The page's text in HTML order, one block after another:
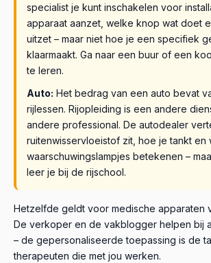
specialist je kunt inschakelen voor
apparaat aanzet, welke knop wat doet
uitzet – maar niet hoe je een specifiek
klaarmaakt. Ga naar een buur of een
te leren.
Auto: Het bedrag van een auto bevat
rijlessen. Rijopleiding is een andere
andere professional. De autodealer
ruitenwisservloeistof zit, hoe je tankt en
waarschuwingslampjes betekenen –
leer je bij de rijschool.
Hetzelfde geldt voor medische apparaten
De verkoper en de vakblogger helpen bij
– de gepersonaliseerde toepassing is de
therapeuten die met jou werken.